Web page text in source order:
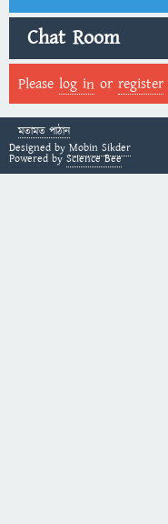
Chat Room
Please log in or register
মতামত পাঠান
Designed by Mobin Sikder
Powered by Science Bee